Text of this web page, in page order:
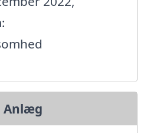
Anlæg